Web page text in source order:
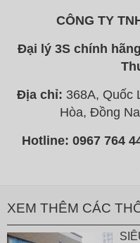
CÔNG TY
Đại lý 3S chính
Địa chỉ: 368A, Quốc
Hòa, Đồng
Hotline: 0967 764
XEM THÊM CÁC